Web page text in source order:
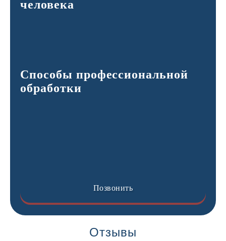
Отзывы
человека
Способы профессиональной
обработки
Позвонить